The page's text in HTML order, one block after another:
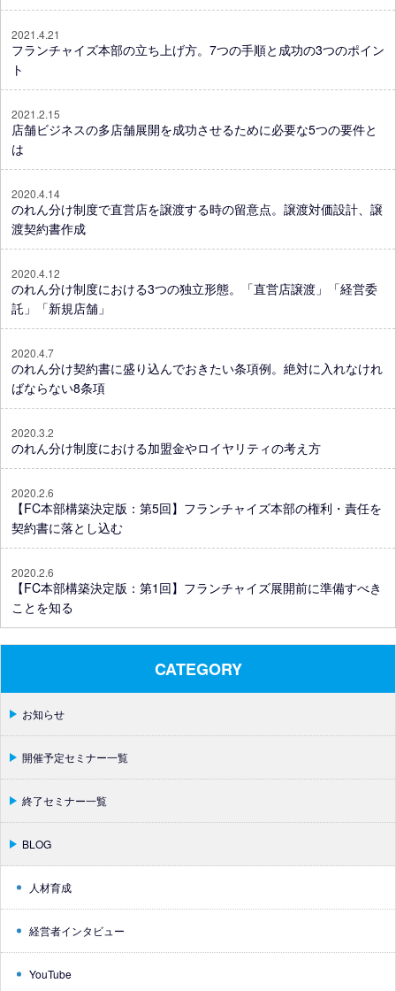
2021.4.21
フランチャイズ本部の立ち上げ方。7つの手順と成功の3つのポイン
ト
2021.2.15
店舗ビジネスの多店舗展開を成功させるために必要な5つの要件と
は
2020.4.14
のれん分け制度で直営店を譲渡する時の留意点。譲渡対価設計、譲
渡契約書作成
2020.4.12
のれん分け制度における3つの独立形態。「直営店譲渡」「経営委
託」「新規店舗」
2020.4.7
のれん分け契約書に盛り込んでおきたい条項例。絶対に入れなけれ
ばならない8条項
2020.3.2
のれん分け制度における加盟金やロイヤリティの考え方
2020.2.6
【FC本部構築決定版：第5回】フランチャイズ本部の権利・責任を
契約書に落とし込む
2020.2.6
【FC本部構築決定版：第1回】フランチャイズ展開前に準備すべき
ことを知る
CATEGORY
お知らせ
開催予定セミナー一覧
終了セミナー一覧
BLOG
人材育成
経営者インタビュー
YouTube